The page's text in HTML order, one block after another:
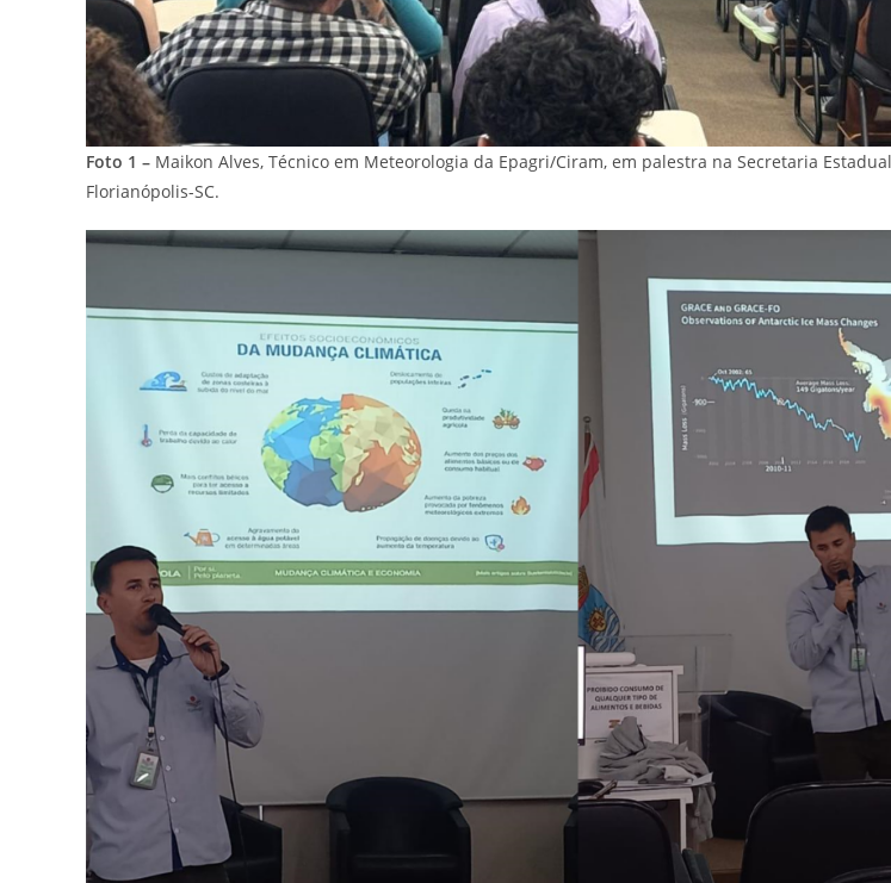
Foto 1 – Maikon Alves, Técnico em Meteorologia da Epagri/Ciram, em palestra na Secretaria Estadual
Florianópolis-SC.